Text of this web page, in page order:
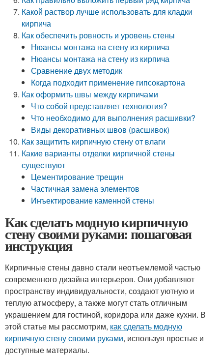
Какой раствор лучше использовать для кладки
кирпича
Как обеспечить ровность и уровень стены
Нюансы монтажа на стену из кирпича
Нюансы монтажа на стену из кирпича
Сравнение двух методик
Когда подходит применение гипсокартона
Как оформить швы между кирпичами
Что собой представляет технология?
Что необходимо для выполнения расшивки?
Виды декоративных швов (расшивок)
Как защитить кирпичную стену от влаги
Какие варианты отделки кирпичной стены
существуют
Цементирование трещин
Частичная замена элементов
Инъектирование каменной стены
Как сделать модную кирпичную
стену своими руками: пошаговая
инструкция
Кирпичные стены давно стали неотъемлемой частью
современного дизайна интерьеров. Они добавляют
пространству индивидуальности, создают уютную и
теплую атмосферу, а также могут стать отличным
украшением для гостиной, коридора или даже кухни. В
этой статье мы рассмотрим, как сделать модную
кирпичную стену своими руками, используя простые и
доступные материалы.